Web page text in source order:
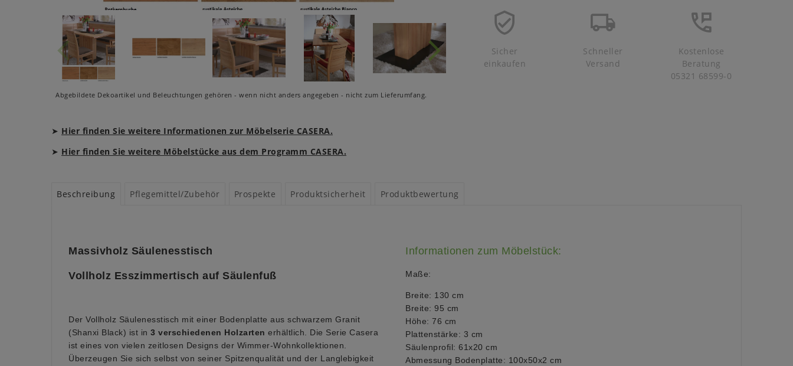
Abgebildete Dekoartikel und Beleuchtungen gehören - wenn nicht anders angegeben - nicht zum Lieferumfang.
Sicher
einkaufen
Schneller
Versand
Kostenlose
Beratung
05321 68599-0
➤ Hier finden Sie weitere Informationen zur Möbelserie CASERA.
➤ Hier finden Sie weitere Möbelstücke aus dem Programm CASERA.
Beschreibung Pflegemittel/Zubehör Prospekte Produktsicherheit Produktbewertung
Massivholz Säulenesstisch
Vollholz Esszimmertisch auf Säulenfuß
Der Vollholz Säulenesstisch mit einer Bodenplatte aus schwarzem Granit
(Shanxi Black) ist in 3 verschiedenen Holzarten erhältlich. Die Serie Casera
ist eines von vielen zeitlosen Designs der Wimmer-Wohnkollektionen.
Überzeugen Sie sich selbst von seiner Spitzenqualität und der Langlebigkeit
Informationen zum Möbelstück:
Maße:
Breite: 130 cm
Breite: 95 cm
Höhe: 76 cm
Plattenstärke: 3 cm
Säulenprofil: 61x20 cm
Abmessung Bodenplatte: 100x50x2 cm